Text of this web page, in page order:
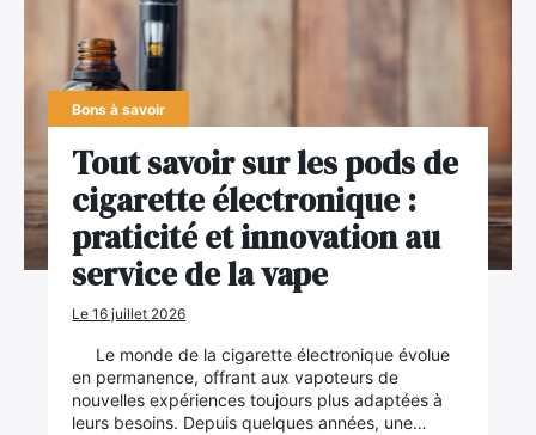
Bons à savoir
Tout savoir sur les pods de
cigarette électronique :
praticité et innovation au
service de la vape
Le 16 juillet 2026
Le monde de la cigarette électronique évolue
en permanence, offrant aux vapoteurs de
nouvelles expériences toujours plus adaptées à
leurs besoins. Depuis quelques années, une…